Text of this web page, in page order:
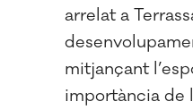
arrelat a
mitjançant
importància de